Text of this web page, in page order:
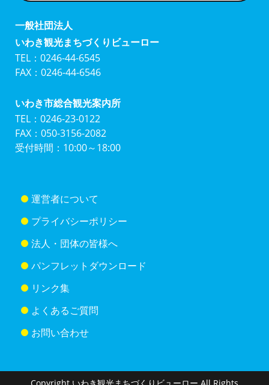
一般社団法人
いわき観光まちづくりビューロー
TEL：0246-44-6545
FAX：0246-44-6546
いわき市総合観光案内所
TEL：0246-23-0122
FAX：050-3156-2082
受付時間：10:00～18:00
運営者について
プライバシーポリシー
法人・団体の皆様へ
パンフレットダウンロード
リンク集
よくあるご質問
お問い合わせ